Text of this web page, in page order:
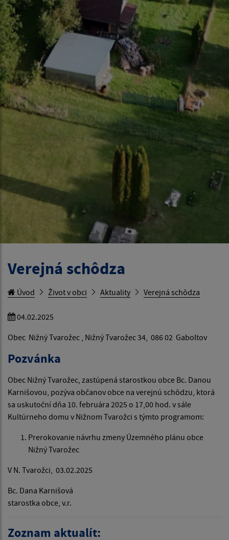
Verejná schôdza
Úvod Život v obci Aktuality Verejná schôdza
04.02.2025
Obec Nižný Tvarožec , Nižný Tvarožec 34, 086 02 Gaboltov
Pozvánka
Obec Nižný Tvarožec, zastúpená starostkou obce Bc. Danou
Karnišovou, pozýva občanov obce na verejnú schôdzu, ktorá
sa uskutoční dňa 10. februára 2025 o 17,00 hod. v sále
Kultúrneho domu v Nižnom Tvarožci s týmto programom:
Prerokovanie návrhu zmeny Územného plánu obce
Nižný Tvarožec
V N. Tvarožci, 03.02.2025
Bc. Dana Karnišová
starostka obce, v.r.
Zoznam aktualít: